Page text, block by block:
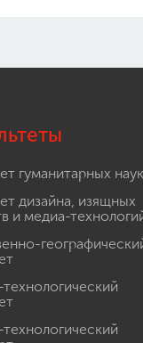
гуманитарных наук
дизайна, изящных
и медиа-